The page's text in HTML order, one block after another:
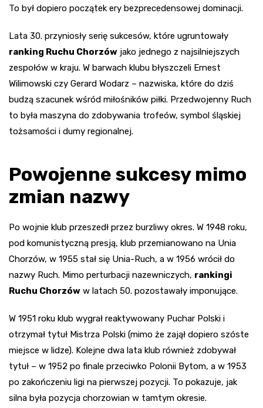
To był dopiero początek ery bezprecedensowej dominacji.
Lata 30. przyniosły serię sukcesów, które ugruntowały
ranking Ruchu Chorzów jako jednego z najsilniejszych
zespołów w kraju. W barwach klubu błyszczeli Ernest
Wilimowski czy Gerard Wodarz – nazwiska, które do dziś
budzą szacunek wśród miłośników piłki. Przedwojenny Ruch
to była maszyna do zdobywania trofeów, symbol śląskiej
tożsamości i dumy regionalnej.
Powojenne sukcesy mimo
zmian nazwy
Po wojnie klub przeszedł przez burzliwy okres. W 1948 roku,
pod komunistyczną presją, klub przemianowano na Unia
Chorzów, w 1955 stał się Unia-Ruch, a w 1956 wrócił do
nazwy Ruch. Mimo perturbacji nazewniczych, rankingi
Ruchu Chorzów w latach 50. pozostawały imponujące.
W 1951 roku klub wygrał reaktywowany Puchar Polski i
otrzymał tytuł Mistrza Polski (mimo że zajął dopiero szóste
miejsce w lidze). Kolejne dwa lata klub również zdobywał
tytuł – w 1952 po finale przeciwko Polonii Bytom, a w 1953
po zakończeniu ligi na pierwszej pozycji. To pokazuje, jak
silna była pozycja chorzowian w tamtym okresie.